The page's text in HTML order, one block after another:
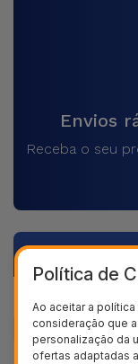
Envios
Receba o seu
Política de
Ao aceitar a
consideração que
personalização da
ofertas adaptadas